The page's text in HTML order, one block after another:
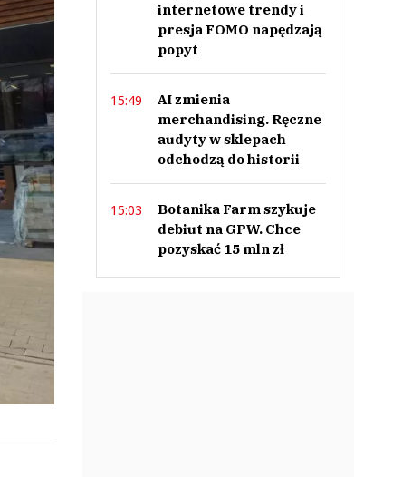
internetowe trendy i
presja FOMO napędzają
popyt
15:49
AI zmienia
merchandising. Ręczne
audyty w sklepach
odchodzą do historii
15:03
Botanika Farm szykuje
debiut na GPW. Chce
pozyskać 15 mln zł